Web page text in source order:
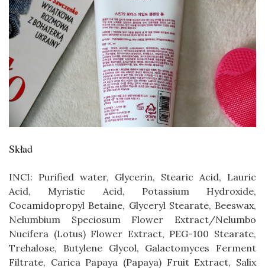
Skład
INCI: Purified water, Glycerin, Stearic Acid, Lauric
Acid, Myristic Acid, Potassium Hydroxide,
Cocamidopropyl Betaine, Glyceryl Stearate, Beeswax,
Nelumbium Speciosum Flower Extract/Nelumbo
Nucifera (Lotus) Flower Extract, PEG-100 Stearate,
Trehalose, Butylene Glycol, Galactomyces Ferment
Filtrate, Carica Papaya (Papaya) Fruit Extract, Salix